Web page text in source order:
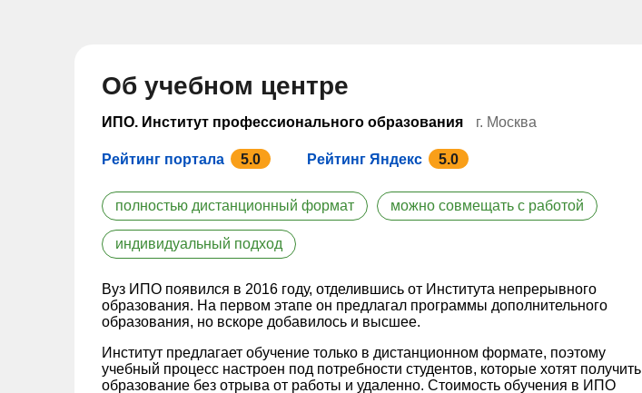
Об учебном центре
ИПО. Институт профессионального образования г. Москва
Рейтинг портала 5.0 Рейтинг Яндекс 5.0
полностью дистанционный формат можно совмещать с работой
индивидуальный подход
Вуз ИПО появился в 2016 году, отделившись от Института непрерывного
образования. На первом этапе он предлагал программы дополнительного
образования, но вскоре добавилось и высшее.
Институт предлагает обучение только в дистанционном формате, поэтому
учебный процесс настроен под потребности студентов, которые хотят получить
образование без отрыва от работы и удаленно. Стоимость обучения в ИПО